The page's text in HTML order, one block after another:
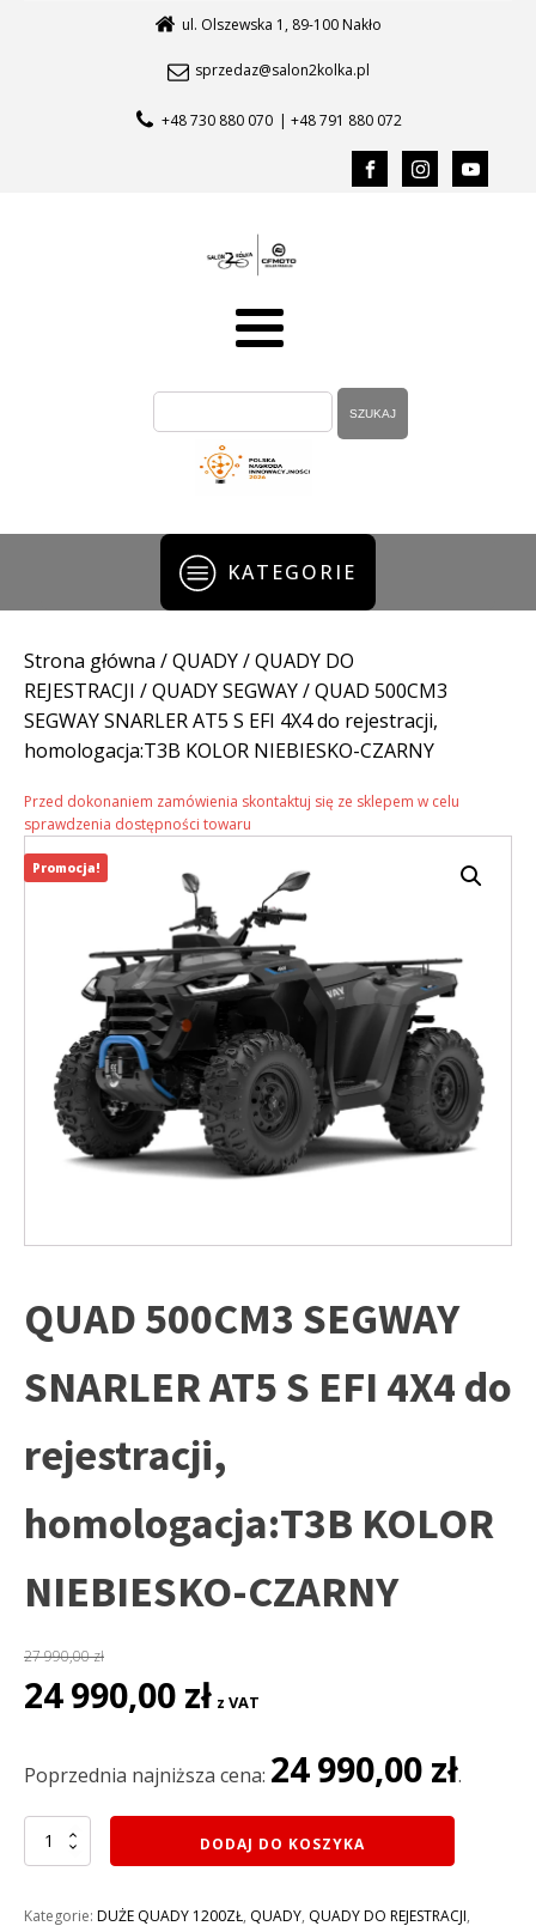
ul. Olszewska 1, 89-100 Nakło
sprzedaz@salon2kolka.pl
+48 730 880 070 | +48 791 880 072
KATEGORIE
Strona główna /QUADY/QUADY DO
REJESTRACJI /QUADY SEGWAY/ QUAD 500CM3
SEGWAY SNARLER AT5 S EFI 4X4 do rejestracji,
homologacja:T3B KOLOR NIEBIESKO-CZARNY
Przed dokonaniem zamówienia skontaktuj się ze sklepem w celu
sprawdzenia dostępności towaru
QUAD 500CM3 SEGWAY
SNARLER AT5 S EFI 4X4 do
rejestracji,
homologacja:T3B KOLOR
NIEBIESKO-CZARNY
27 990,00zł
Pierwotna
cena
27
24 990,00 zł cena
24
z VAT
Poprzednia najniższa cena: 24 990,00 zł.
ilość
QUAD
DODAJ DO KOSZYKA
Kategorie: DUŻE QUADY 1200ZŁ, QUADY, QUADY DO REJESTRACJI,
Promocja!